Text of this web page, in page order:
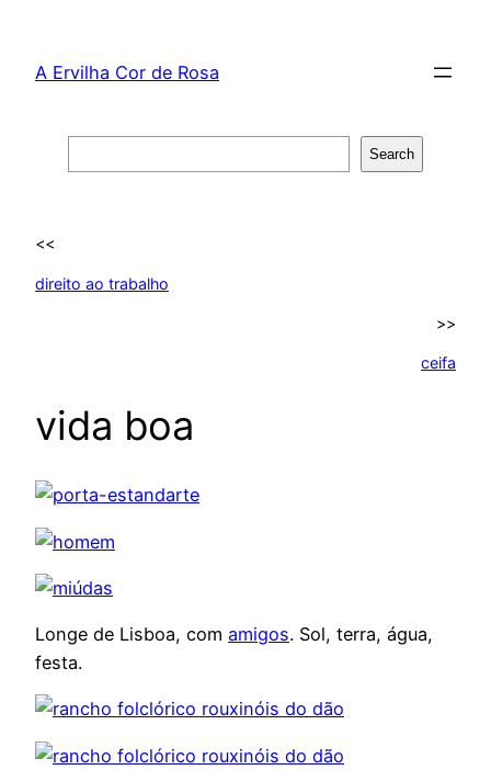
content
A Ervilha Cor de Rosa
Search
<<
direito ao trabalho
>>
ceifa
vida boa
Longe de Lisboa, com amigos. Sol, terra, água,
festa.